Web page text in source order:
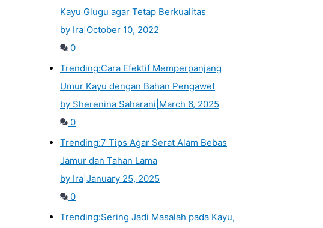
Kayu Glugu agar Tetap Berkualitas
by Ira October 10, 2022
0
Trending:Cara Efektif Memperpanjang
Umur Kayu dengan Bahan Pengawet
by Sherenina Saharani March 6, 2025
0
Trending:7 Tips Agar Serat Alam Bebas
Jamur dan Tahan Lama
by Ira January 25, 2025
0
Trending:Sering Jadi Masalah pada Kayu,